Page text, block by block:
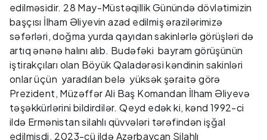
edilməsidir. 28 May-Müstəqillik Günündə dövlətimizin
başçısı İlham Əliyevin azad edilmiş ərazilərimizə
səfərləri, doğma yurda qayıdan sakinlərlə görüşləri də
artıq ənənə halını alıb. Budəfəki bayram görüşünün
iştirakçıları olan Böyük Qaladərəsi kəndinin sakinləri
onlar üçün yaradılan belə yüksək şəraitə görə
Prezident, Müzəffər Ali Baş Komandan İlham Əliyevə
təşəkkürlərini bildirdilər. Qeyd edək ki, kənd 1992-ci
ildə Ermənistan silahlı qüvvələri tərəfindən işğal
edilmişdi. 2023-cü ildə Azərbaycan Silahlı